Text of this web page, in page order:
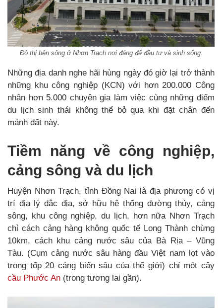
Đô thị bên sông ở Nhơn Trạch nơi đáng để đầu tư và sinh sống.
Những địa danh nghe hãi hùng ngày đó giờ lại trở thành
những khu công nghiệp (KCN) với hơn 200.000 Công
nhân hơn 5.000 chuyên gia làm việc cùng những điểm
du lịch sinh thái không thể bỏ qua khi đặt chân đến
mảnh đất này.
Tiềm năng về công nghiệp,
cảng sông và du lịch
Huyện Nhơn Trạch, tỉnh Đồng Nai là địa phương có vị
trí địa lý đắc địa, sở hữu hệ thống đường thủy, cảng
sông, khu công nghiệp, du lịch, hơn nữa Nhơn Trạch
chỉ cách cảng hàng không quốc tế Long Thành chừng
10km, cách khu cảng nước sâu của Bà Rịa – Vũng
Tàu. (Cụm cảng nước sâu hàng đầu Việt nam lọt vào
trong tốp 20 cảng biển sâu của thế giới) chỉ một cây
cầu Phước An (trong tương lai gần).